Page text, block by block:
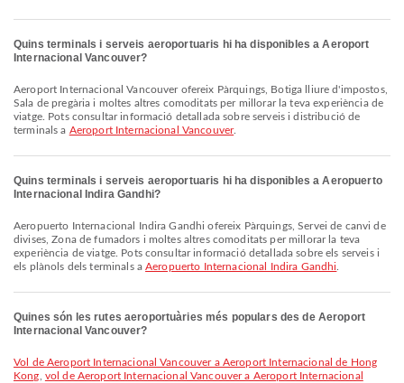
Quins terminals i serveis aeroportuaris hi ha disponibles a Aeroport
Internacional Vancouver?
Aeroport Internacional Vancouver ofereix Pàrquings, Botiga lliure d'impostos,
Sala de pregària i moltes altres comoditats per millorar la teva experiència de
viatge. Pots consultar informació detallada sobre serveis i distribució de
terminals a Aeroport Internacional Vancouver.
Quins terminals i serveis aeroportuaris hi ha disponibles a Aeropuerto
Internacional Indira Gandhi?
Aeropuerto Internacional Indira Gandhi ofereix Pàrquings, Servei de canvi de
divises, Zona de fumadors i moltes altres comoditats per millorar la teva
experiència de viatge. Pots consultar informació detallada sobre els serveis i
els plànols dels terminals aAeropuerto Internacional Indira Gandhi
Quines són les rutes aeroportuàries més populars des de Aeroport
Internacional Vancouver?
vol de Aeroport Internacional Vancouver a Aeroport Internacional de Hong
Kong vol de Aeroport Internacional Vancouver a Aeroport Internacional